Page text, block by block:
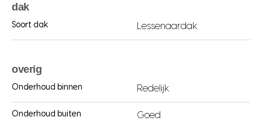
dak
Soort dak Lessenaardak
overig
Onderhoud binnen Redelijk
Onderhoud buiten Goed